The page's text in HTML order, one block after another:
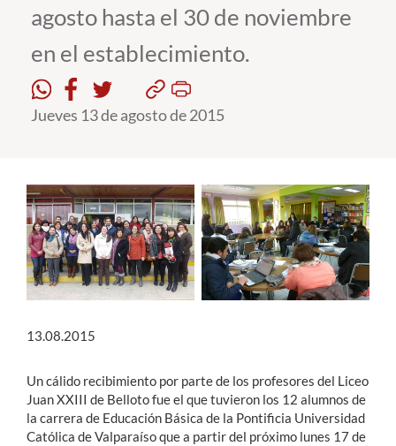
Postgrado
Formación Continua
Funcionarios
Alumni
agosto hasta el 30 de noviembre
en el establecimiento.
Jueves 13 de agosto de 2015
13.08.2015
Un cálido recibimiento por parte de los profesores del Liceo
Juan XXIII de Belloto fue el que tuvieron los 12 alumnos de
la carrera de Educación Básica de la Pontificia Universidad
Católica de Valparaíso que a partir del próximo lunes 17 de